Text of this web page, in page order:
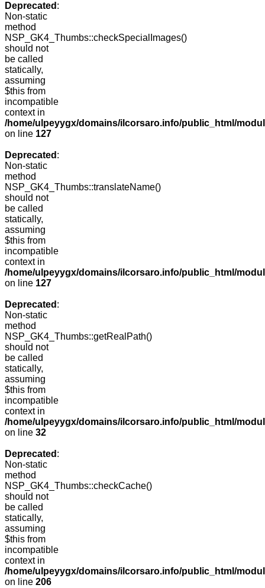
Deprecated :
Non-static
method
NSP_GK4_Thumbs::checkSpecialImages()
should not
be called
statically,
assuming
$this from
incompatible
context in
/home/ulpeyygx/domains/ilcorsaro.info/public_html/
on line 127
Deprecated :
Non-static
method
NSP_GK4_Thumbs::translateName()
should not
be called
statically,
assuming
$this from
incompatible
context in
/home/ulpeyygx/domains/ilcorsaro.info/public_html/
on line 127
Deprecated :
Non-static
method
NSP_GK4_Thumbs::getRealPath()
should not
be called
statically,
assuming
$this from
incompatible
context in
/home/ulpeyygx/domains/ilcorsaro.info/public_html/
on line 32
Deprecated :
Non-static
method
NSP_GK4_Thumbs::checkCache()
should not
be called
statically,
assuming
$this from
incompatible
context in
/home/ulpeyygx/domains/ilcorsaro.info/public_html/
on line 206